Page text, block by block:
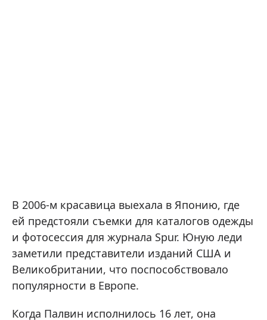
В 2006-м красавица выехала в Японию, где
ей предстояли съемки для каталогов одежды
и фотосессия для журнала Spur. Юную леди
заметили представители изданий США и
Великобритании, что поспособствовало
популярности в Европе.
Когда Палвин исполнилось 16 лет, она